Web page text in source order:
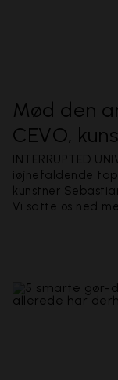
Mød den
CEVO,
INTERRUPTED
iøjnefaldende
kunstner
Vi satte os ned
for at høre mere